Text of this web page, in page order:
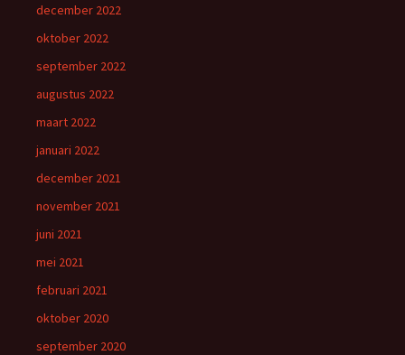
december 2022
oktober 2022
september 2022
augustus 2022
maart 2022
januari 2022
december 2021
november 2021
juni 2021
mei 2021
februari 2021
oktober 2020
september 2020